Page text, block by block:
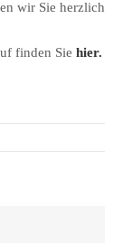
wir Sie herzlich
finden Sie hier.